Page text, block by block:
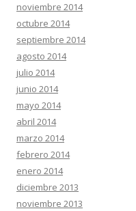
noviembre 2014
octubre 2014
septiembre 2014
agosto 2014
julio 2014
junio 2014
mayo 2014
abril 2014
marzo 2014
febrero 2014
enero 2014
diciembre 2013
noviembre 2013